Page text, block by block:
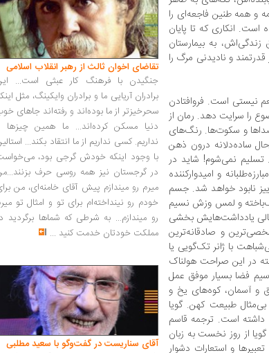
‌و همه طنین فاجعه‌ای را
است. انکاری که تا پایان
زندگی‌اش، به بیمارستان
و نادیدنی مرگ را
نیستی است. فرو‌افتادن
را سرایت دهد. رمان از
و سکوت‌ها. رنگ‌های
ساده‌دلانه درون ذهن
تسلیم نمی‌شوم! شاید در
و امیدوارکننده
نابود خواهد شد. جسم
و لمس وزش نسیم
یادداشت‌هایش بخشی
و صادقانه‌ترین
با ژانر تک‌گویی یا
در این صراحت هولناک
فضا بسیار موفق عمل
و آسمان، کوه‌های یخ و
طبیعت کهن. گویا
داشته است. ترجمه قاسم
از روز نخست به زبان
و استعارات دشوار
تقاضای اخوان ثالث از رهبر انقلاب اسلامی
جنگیدن با فرهنگ کار عبثی است...
برادران آریایی ما و برادران وایکینگ، مثل
سحرخیزتر از ما بوده‌اند و رفته‌اند جاهای
دنیا مسکن کرده‌اند... ما همین چیزها
نداریم. کسی نداریم از ما انتقاد بکند...
با وجود اینکه خودش گرجی بود،
در گرجستان نیز همه روسی حرف
میرم رو میندازم پیش آقای خامنه‌ای، من
خودم رو نینداخته‌ام برای تو و امثال تو
رو میندازم... به شرطی که شماها برگردید
مملکت خودتان خدمت کنید ...
آقای سناریست در گفت‌وگو با سعید مطلبی